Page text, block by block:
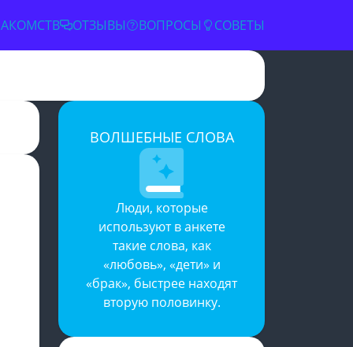
ОТЗЫВЫ ВОПРОСЫ СОВЕТЫ
ВОЛШЕБНЫЕ СЛОВА
Люди, которые
используют в анкете
такие слова, как
«любовь», «дети» и
«брак», быстрее находят
вторую половинку.